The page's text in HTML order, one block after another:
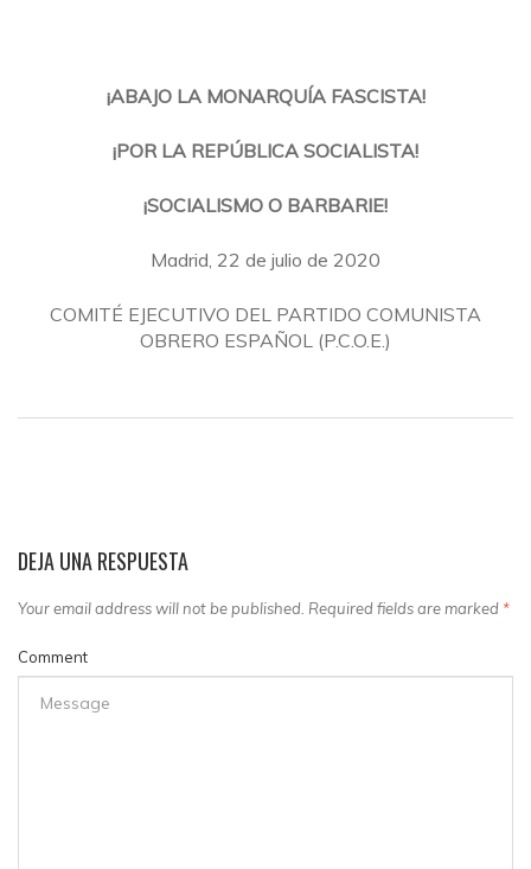
¡ABAJO LA MONARQUÍA FASCISTA!
¡POR LA REPÚBLICA SOCIALISTA!
¡SOCIALISMO O BARBARIE!
Madrid, 22 de julio de 2020
COMITÉ EJECUTIVO DEL PARTIDO COMUNISTA
OBRERO ESPAÑOL (P.C.O.E.)
DEJA UNA RESPUESTA
Your email address will not be published. Required fields are marked *
Comment